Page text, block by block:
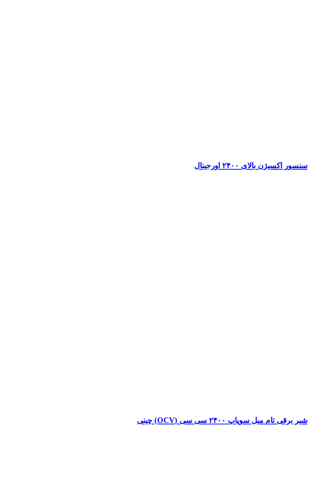
سنسور اکسیژن بالای ۲۴۰۰ اورجینال
شیر برقی تام میل سوپاپ ۲۴۰۰ سی سی (OCV) چینی